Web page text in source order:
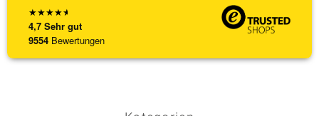
★★★★★
4,7 Sehr gut
9554 Bewertungen